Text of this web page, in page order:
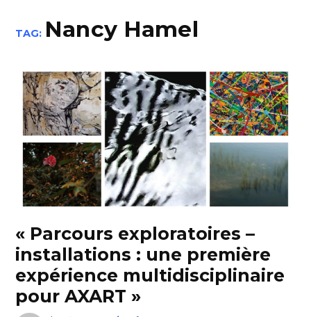
TAG: Nancy Hamel
« Parcours exploratoires –
installations : une première
expérience multidisciplinaire
pour AXART »